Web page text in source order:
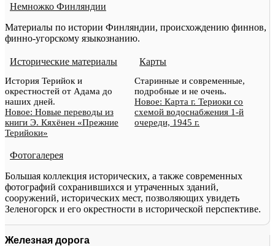
Немножко Финляндии
Материалы по истории Финляндии, происхождению финнов,
финно-угорскому языкознанию.
Исторические материалы
История Терийок и
окрестностей от Адама до
наших дней.
Новое: Новые переводы из
книги Э. Кяхёнен «Прежние
Терийоки»
Карты
Старинные и современные,
подробные и не очень.
Новое: Карта г. Териоки со
схемой водоснабжения 1-й
очереди, 1945 г.
Фотогалерея
Большая коллекция исторических, а также современных
фотографий сохранившихся и утраченных зданий,
сооружений, исторических мест, позволяющих увидеть
Зеленогорск и его окрестности в исторической перспективе.
Железная дорога